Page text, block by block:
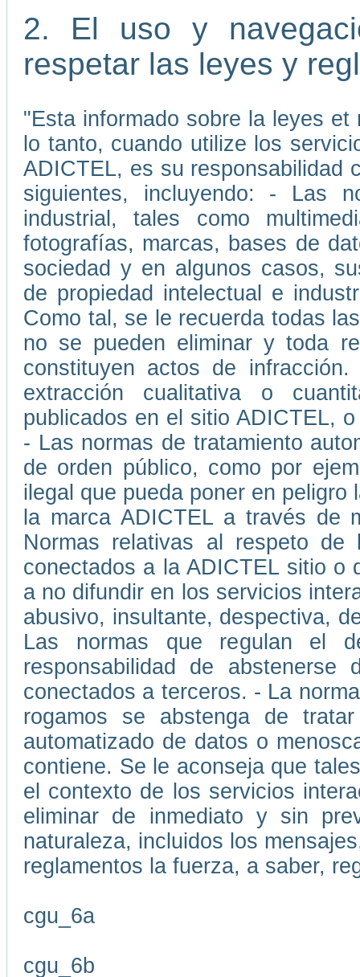
2. El uso y
respetar las leyes y
"Esta informado sobre la leyes
lo tanto, cuando utilize los
ADICTEL, es su responsabilidad
siguientes, incluyendo: - Las
industrial, tales como
fotografías, marcas, bases de
sociedad y en algunos casos,
de propiedad intelectual e
Como tal, se le recuerda todas
no se pueden eliminar y toda
constituyen actos de
extracción cualitativa o
publicados en el sitio ADICTEL,
- Las normas de tratamiento
de orden público, como por
ilegal que pueda poner en
la marca ADICTEL a través de
Normas relativas al respeto
conectados a la ADICTEL sitio o
a no difundir en los servicios
abusivo, insultante, despectiva,
Las normas que regulan el
responsabilidad de
conectados a terceros. - La
rogamos se abstenga de
automatizado de datos o
contiene. Se le aconseja que
el contexto de los servicios
eliminar de inmediato y sin
naturaleza, incluidos los
reglamentos la fuerza, a saber,
cgu_6a
cgu_6b